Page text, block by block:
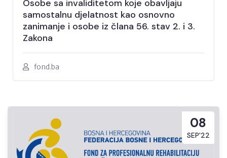
Osobe sa invaliditetom koje obavljaju
samostalnu djelatnost kao osnovno
zanimanje i osobe iz člana 56. stav 2. i 3.
Zakona
fond.ba
08
SEP'22